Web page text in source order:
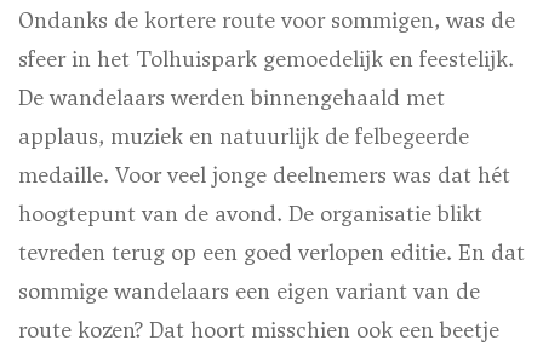
Ondanks de kortere route voor sommigen, was de
sfeer in het Tolhuispark gemoedelijk en feestelijk.
De wandelaars werden binnengehaald met
applaus, muziek en natuurlijk de felbegeerde
medaille. Voor veel jonge deelnemers was dat hét
hoogtepunt van de avond. De organisatie blikt
tevreden terug op een goed verlopen editie. En dat
sommige wandelaars een eigen variant van de
route kozen? Dat hoort misschien ook een beetje